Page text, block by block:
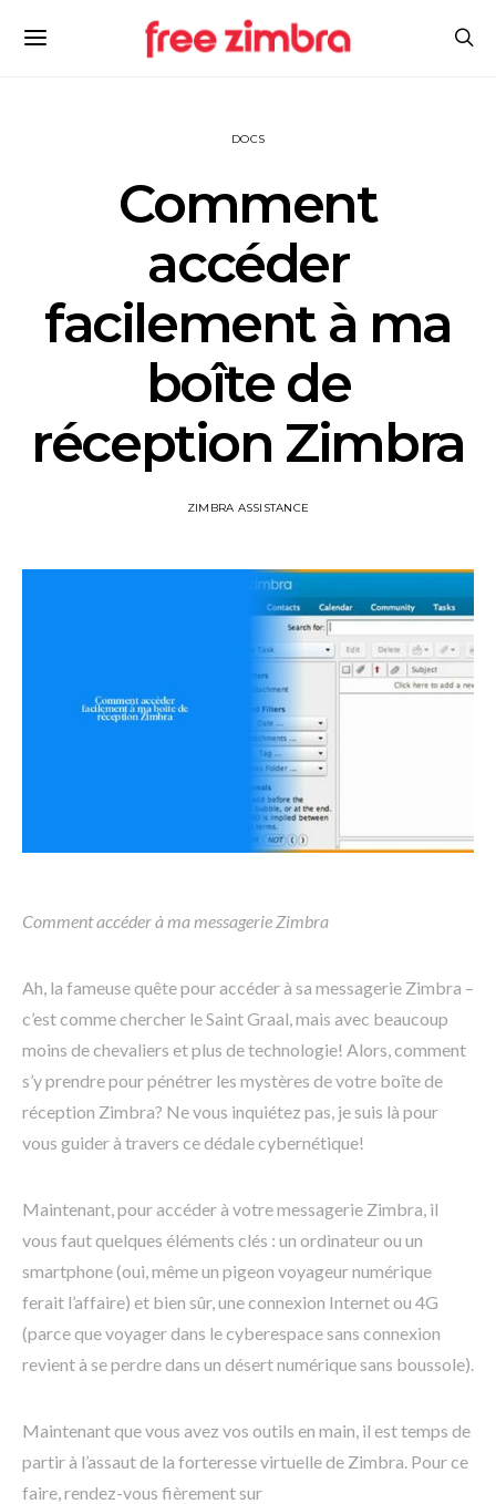
DOCS
Comment
accéder
facilement à ma
boîte de
réception Zimbra
ZIMBRA ASSISTANCE
Comment accéder à ma messagerie Zimbra
Ah, la fameuse quête pour accéder à sa messagerie Zimbra –
c’est comme chercher le Saint Graal, mais avec beaucoup
moins de chevaliers et plus de technologie! Alors, comment
s’y prendre pour pénétrer les mystères de votre boîte de
réception Zimbra? Ne vous inquiétez pas, je suis là pour
vous guider à travers ce dédale cybernétique!
Maintenant, pour accéder à votre messagerie Zimbra, il
vous faut quelques éléments clés : un ordinateur ou un
smartphone (oui, même un pigeon voyageur numérique
ferait l’affaire) et bien sûr, une connexion Internet ou 4G
(parce que voyager dans le cyberespace sans connexion
revient à se perdre dans un désert numérique sans boussole).
Maintenant que vous avez vos outils en main, il est temps de
partir à l’assaut de la forteresse virtuelle de Zimbra. Pour ce
faire, rendez-vous fièrement sur